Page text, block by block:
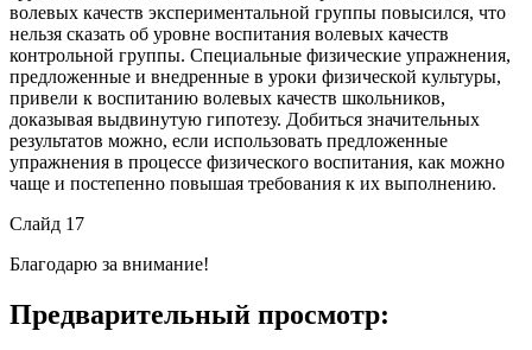
волевых качеств экспериментальной группы повысился, что
нельзя сказать об уровне воспитания волевых качеств
контрольной группы. Специальные физические упражнения,
предложенные и внедренные в уроки физической культуры,
привели к воспитанию волевых качеств школьников,
доказывая выдвинутую гипотезу. Добиться значительных
результатов можно, если использовать предложенные
упражнения в процессе физического воспитания, как можно
чаще и постепенно повышая требования к их выполнению.
Слайд 17
Благодарю за внимание!
Предварительный просмотр: